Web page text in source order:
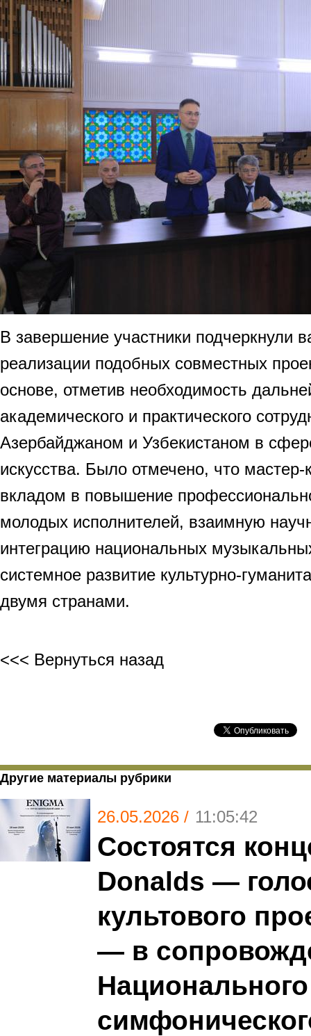
В завершение участники подчеркнули
реализации подобных совместных
основе, отметив необходимость
академического и практического
Азербайджаном и Узбекистаном в
искусства. Было отмечено, что
вкладом в повышение
молодых исполнителей, взаимную
интеграцию национальных
системное развитие культурно-
двумя странами.
<<< Вернуться назад
Другие материалы рубрики
26.05.2026 / 11:05:42
Состоятся
Donalds —
культового
— в
Национального